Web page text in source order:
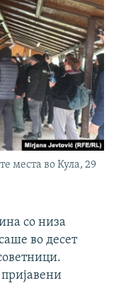
места во Кула, 29
со низа
во десет